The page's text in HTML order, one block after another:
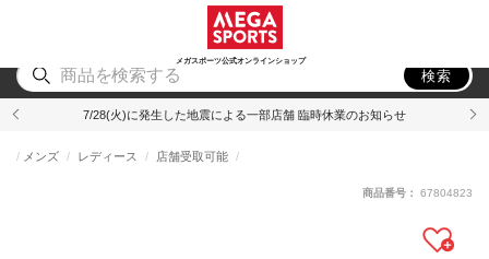
メガスポーツ公式オンラインショップ
アウトドア
検索
7/28(火)に発生した地震による一部店舗 臨時休業のお知らせ
メンズ レディース 店舗受取可能
商品番号： 67804823